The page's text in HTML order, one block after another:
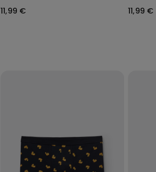
11,99 € 11,99 €